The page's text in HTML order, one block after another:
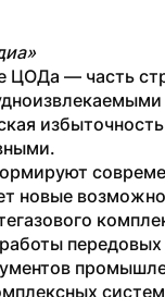
— часть
новые